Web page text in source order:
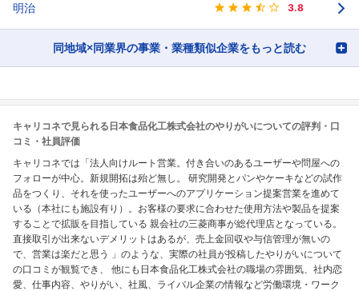
明治 3.8
同地域×同業界の事業・業種類似企業をもっと読む
キャリコネで見られる日本食品化工株式会社のやりがいについての評判・口
コミ・社員評価
キャリコネでは「法人向けルート営業。付き合いのあるユーザーや問屋への
フォローが中心。新規開拓は殆ど無し。 研究開発とパンやケーキなどの試作
品をつくり、それを使ったユーザーへのアプリケーション提案営業を進めて
いる（本社にも施設有り）。お客様の要求に合わせた使用方法や製品を提案
することで拡販を目指している 親会社の三菱商事が総代理店となっている。
直接取引が出来ないデメリットはあるが、売上金回収や与信管理が無いの
で、営業は楽だと思う 」のような、実際の社員が投稿したやりがいについて
の口コミが観覧でき、 他にも日本食品化工株式会社の職場の雰囲気、社内恋
愛、仕事内容、やりがい、社風、ライバル企業の情報など労働環境・ワーク